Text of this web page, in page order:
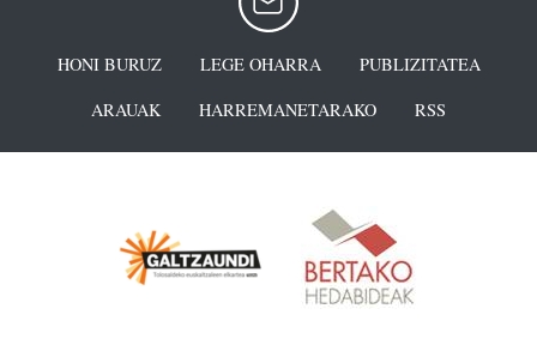
HONI BURUZ LEGE OHARRA
PUBLIZITATEA
ARAUAK
HARREMANETARAKO RSS